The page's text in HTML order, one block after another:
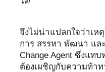
จึงไม่น่าแปลกใจว่าเห
การ สรรหา พัฒนา แล
Change Agent ซึ่งแท
ต้องเผชิญกับความท้า